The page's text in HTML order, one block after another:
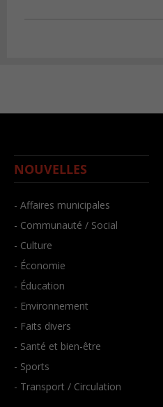
NOUVELLES
- Affaires municipales
- Communauté / Social
- Culture
- Économie
- Éducation
- Environnement
- Faits divers
- Santé et bien-être
- Sports
- Transport / Circulation